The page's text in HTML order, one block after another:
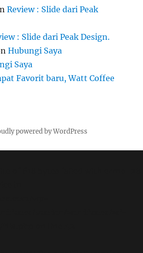
Review : Slide dari Peak
: Slide dari Peak Design.
Hubungi Saya
Saya
Favorit baru, Watt Coffee
powered by WordPress